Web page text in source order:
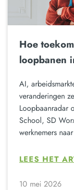
Hoe
loopbanen
AI,
veranderingen
Loopbaanradar
School, SD
werknemers
LEES HET
10 mei 2026